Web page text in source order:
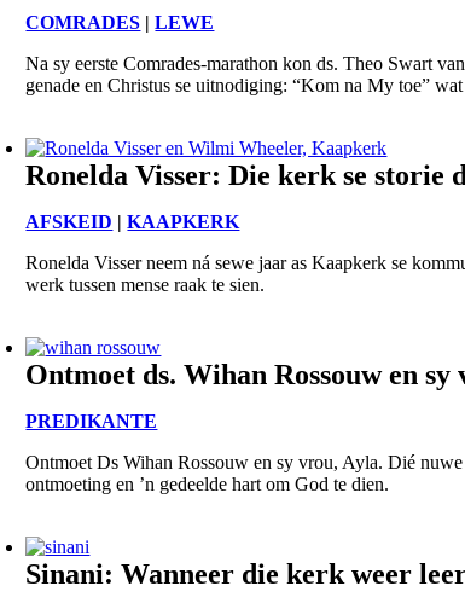
COMRADES |LEWE
Na sy eerste Comrades-marathon kon ds. Theo Swart
genade en Christus se uitnodiging: “Kom na My toe”
Ronelda Visser: Die kerk se storie
AFSKEID |KAAPKERK
Ronelda Visser neem ná sewe jaar as Kaapkerk se
werk tussen mense raak te sien.
Ontmoet ds. Wihan Rossouw en sy
PREDIKANTE
Ontmoet Ds Wihan Rossouw en sy vrou, Ayla. Dié
ontmoeting en ’n gedeelde hart om God te dien.
Sinani: Wanneer die kerk weer